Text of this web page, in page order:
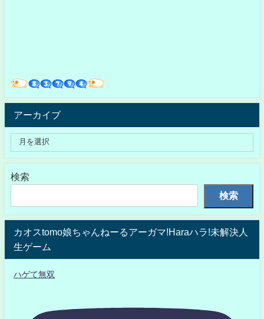
アーカイブ
検索
検索
カオスtomo娘ちゃんねーるアーガマ!Haraハラ!未解決人
生ゲーム
ハゲて無双